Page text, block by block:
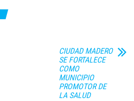
CIUDAD MADERO
SE FORTALECE
COMO
MUNICIPIO
PROMOTOR DE
LA SALUD